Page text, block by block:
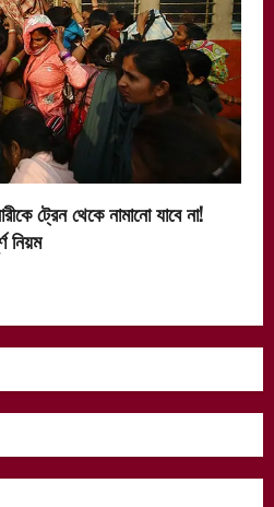
ট্রেন থেকে নামানো যাবে না!
নিয়ম